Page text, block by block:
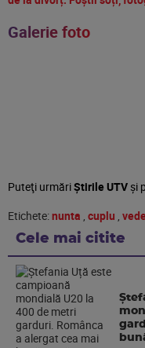
Galerie foto
Puteţi urmăriȘtirile UTVşi
Etichete:nunta , cuplu ,
Cele mai citite